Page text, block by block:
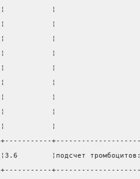
¦           ¦
¦           ¦
¦           ¦
¦           ¦
¦           ¦
¦           ¦
¦           ¦
¦           ¦
¦           ¦
+-----------
¦3.6        ¦подсчет
+-----------